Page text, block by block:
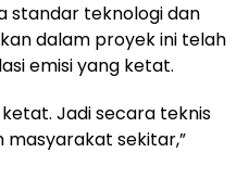
standar teknologi dan
dalam proyek ini telah
emisi yang ketat.
Jadi secara teknis
masyarakat sekitar,”